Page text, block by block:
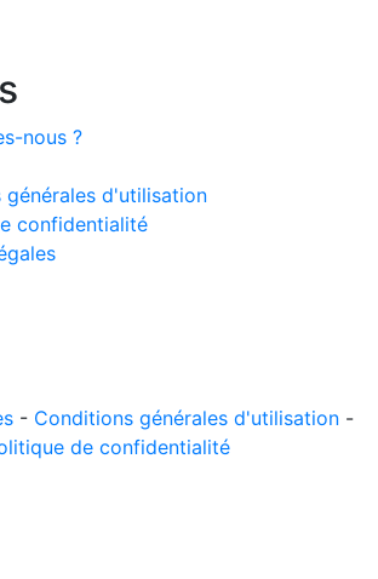
nous ?
générales d'utilisation
confidentialité
- Conditions générales d'utilisation -
de confidentialité